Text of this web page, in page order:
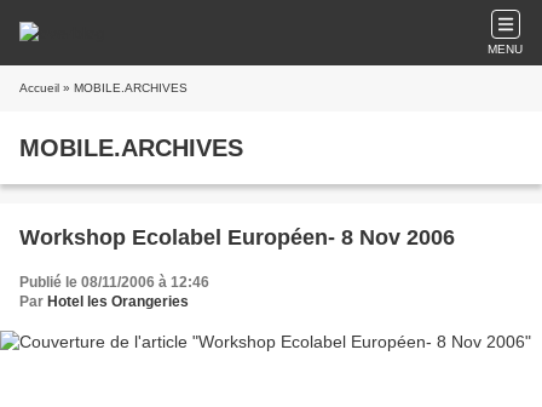
MENU
Accueil » MOBILE.ARCHIVES
MOBILE.ARCHIVES
Workshop Ecolabel Européen- 8 Nov 2006
Publié le 08/11/2006 à 12:46
Par Hotel les Orangeries